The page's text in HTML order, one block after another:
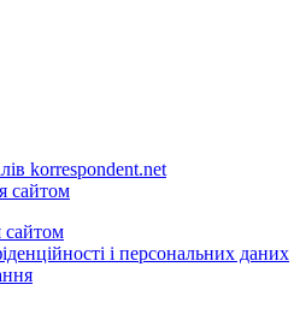
korrespondent.net
сайтом
сайтом
і персональних даних